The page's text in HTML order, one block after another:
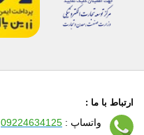
ارتباط با ما :
واتساپ : 09224634125